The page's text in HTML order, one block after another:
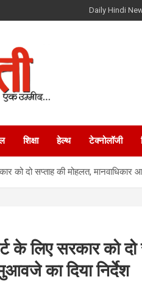
Daily Hindi
शिक्षा हेल्थ टेक्नोलॉजी
को दो सप्ताह की मोहलत, मानवाधिकार
के लिए सरकार को दो
का दिया निर्देश